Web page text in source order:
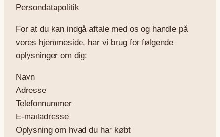
Persondatapolitik
For at du kan indgå aftale med os og handle på
vores hjemmeside, har vi brug for følgende
oplysninger om dig:
Navn
Adresse
Telefonnummer
E-mailadresse
Oplysning om hvad du har købt